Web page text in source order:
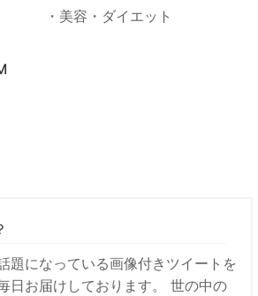
美容・ダイエット
題になっている画像付きツイートを
日お届けしております。 世の中の